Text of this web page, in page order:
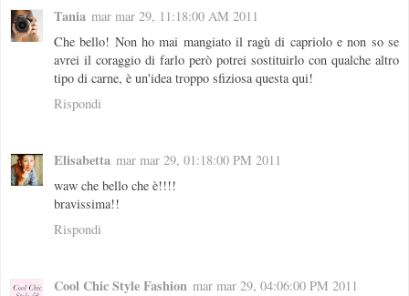
Tania mar mar 29, 11:18:00 AM 2011
Che bello! Non ho mai mangiato il ragù di capriolo e non so se
avrei il coraggio di farlo però potrei sostituirlo con qualche altro
tipo di carne, è un'idea troppo sfiziosa questa qui!
Rispondi
Elisabetta mar mar 29, 01:18:00 PM 2011
waw che bello che è!!!!
bravissima!!
Rispondi
Cool Chic Style Fashion mar mar 29, 04:06:00 PM 2011